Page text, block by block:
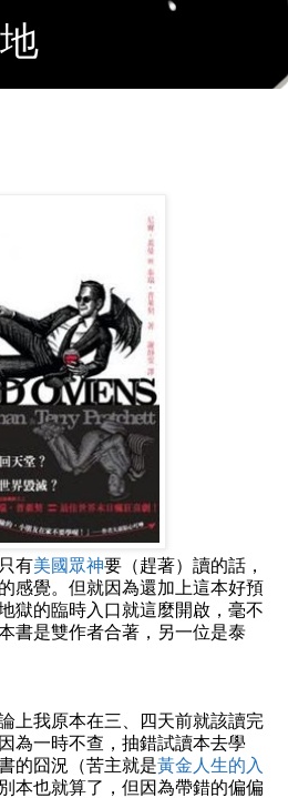
有美國眾神要（趕著）讀的話，
感覺。但就因為還加上這本好預
獄的臨時入口就這麼開啟，毫不
書是雙作者合著，另一位是泰
上我原本在三、四天前就該讀完
為一時不查，抽錯試讀本去學
的囧況（苦主就是黃金人生的入
本也就算了，但因為帶錯的偏偏